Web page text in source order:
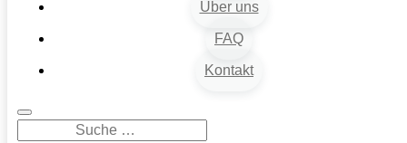
Über uns
FAQ
Kontakt
9